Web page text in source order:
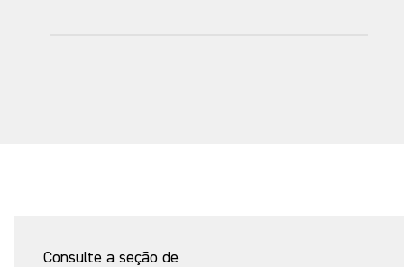
Consulte a seção de